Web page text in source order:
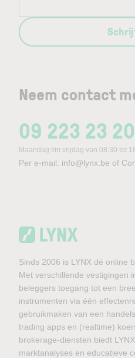
Neem contact
09 223 23 20
Maandag t/m vrijdag van 08:30 tot
Per e-mail: info@lynx.be of
Sinds 2006 is LYNX dé online
Met verschillende vestigingen
beleggers toegang tot een
instrumenten via één
gebruikmaken van een
trading apps en (realtime)
brokerage-diensten biedt
marktanalyses en educatieve